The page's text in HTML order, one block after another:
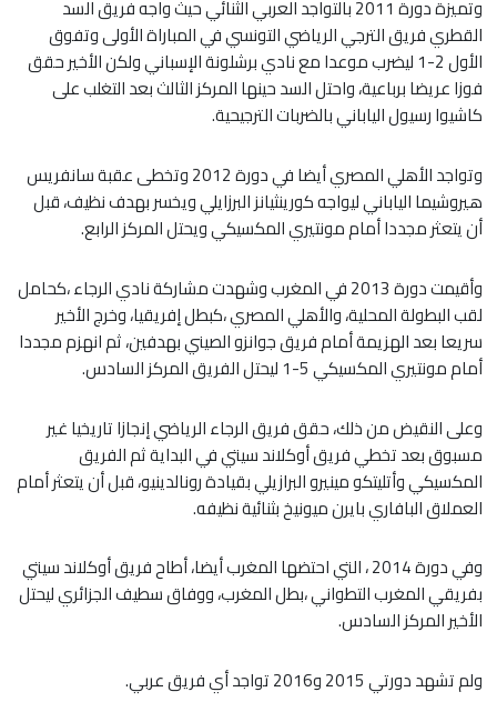
وتميزة دورة 2011 بالتواجد العربي الثنائي حيث واجه فريق السد
القطري فريق الترجي الرياضي التونسي في المباراة الأولى وتفوق
الأول 2-1 ليضرب موعدا مع نادي برشلونة الإسباني ولكن الأخير حقق
فوزا عريضا برباعية، واحتل السد حينها المركز الثالث بعد التغلب على
كاشيوا رسيول الياباني بالضربات الترجيحية.
وتواجد الأهلي المصري أيضا في دورة 2012 وتخطى عقبة سانفريس
هيروشيما الياباني ليواجه كورينثيانز البرزايلي ويخسر بهدف نظيف، قبل
أن يتعثر مجددا أمام مونتيري المكسيكي ويحتل المركز الرابع.
وأقيمت دورة 2013 في المغرب وشهدت مشاركة نادي الرجاء ،كحامل
لقب البطولة المحلية، والأهلي المصري ،كبطل إفريقيا، وخرج الأخير
سريعا بعد الهزيمة أمام فريق جوانزو الصيني بهدفين، ثم انهزم مجددا
أمام مونتيري المكسيكي 5-1 ليحتل الفريق المركز السادس.
وعلى النقيض من ذلك، حقق فريق الرجاء الرياضي إنجازا تاريخيا غير
مسبوق بعد تخطي فريق أوكلاند سيتي في البداية ثم الفريق
المكسيكي وأتليتكو مينيرو البرازيلي بقيادة رونالدينيو، قبل أن يتعثر أمام
العملاق البافاري بايرن ميونيخ بثنائية نظيفه.
وفي دورة 2014 ، التي احتضها المغرب أيضا، أطاح فريق أوكلاند سيتي
بفريقي المغرب التطواني ،بطل المغرب، ووفاق سطيف الجزائري ليحتل
الأخير المركز السادس.
ولم تشهد دورتي 2015 و2016 تواجد أي فريق عربي.